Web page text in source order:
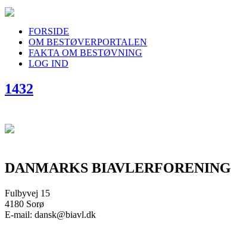
FORSIDE
OM BESTØVERPORTALEN
FAKTA OM BESTØVNING
LOG IND
1432
DANMARKS BIAVLERFORENING
Fulbyvej 15
4180 Sorø
E-mail: dansk@biavl.dk